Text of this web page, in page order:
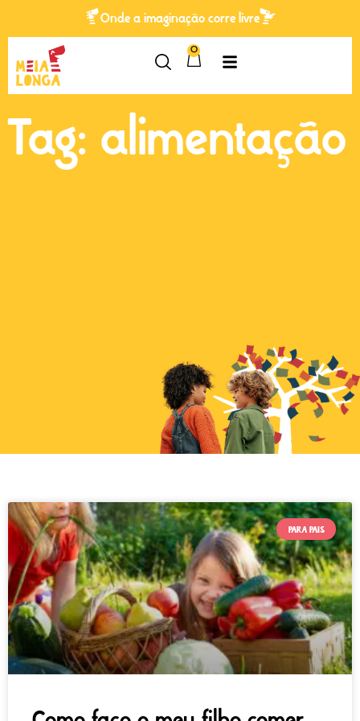
Onde a imaginação corre livre
0
Tag: alimentação
PARA PAIS